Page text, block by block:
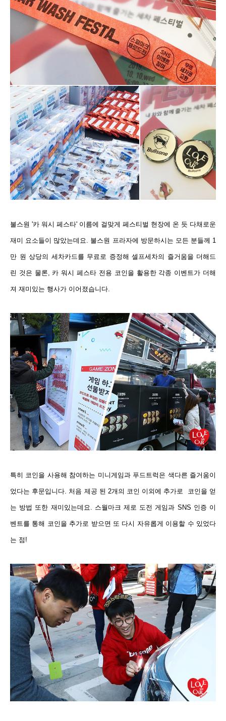
불스원 '카 워시 페스타' 이름에 걸맞게 페스티벌 현장에 온 듯 다채로운
재미 요소들이 많았는데요. 불스원 프라자에 방문하시는 모든 분들께 1
만 원 상당의 세차카드를 무료로 증정해 셀프세차의 즐거움을 더해드
린 것은 물론, 카 워시 페스타 전용 코인을 활용한 각종 이벤트가 더해
져 재미있는 행사가 이어졌습니다.
특히 코인을 사용해 참여하는 미니게임과 푸드트럭은 색다른 즐거움이
었다는 후문입니다. 처음 제공 된 2개의 코인 이외에 추가로 코인을 얻
는 방법 또한 재미있는데요. 스월마크 제로 도전 게임과 SNS 인증 이
벤트를 통해 코인을 추가로 받으면 또 다시 자유롭게 이용할 수 있었다
는 점!